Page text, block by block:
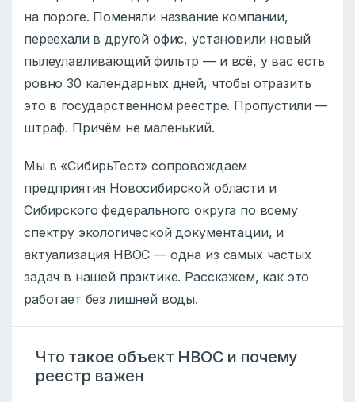
на пороге. Поменяли название компании,
переехали в другой офис, установили новый
пылеулавливающий фильтр — и всё, у вас есть
ровно 30 календарных дней, чтобы отразить
это в государственном реестре. Пропустили —
штраф. Причём не маленький.
Мы в «СибирьТест» сопровождаем
предприятия Новосибирской области и
Сибирского федерального округа по всему
спектру экологической документации, и
актуализация НВОС — одна из самых частых
задач в нашей практике. Расскажем, как это
работает без лишней воды.
Что такое объект НВОС и почему
реестр важен